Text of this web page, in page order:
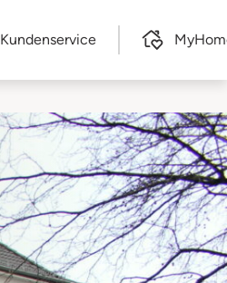
Kundenservice